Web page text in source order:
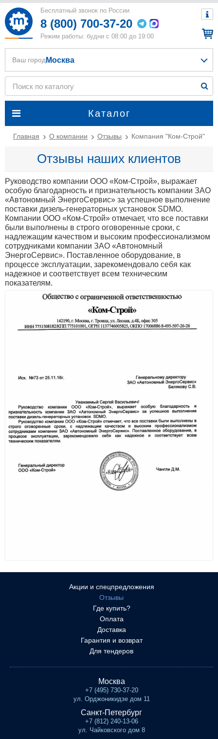
Бесплатный звонок по России
8 (800) 700-37-20
Режим работы: будни с 08:00 до 19:00
Каталог
Ваш город Москва
Главная О компании Отзывы Компания "Ком-Строй"
Отзывы наших клиентов
Руководство компании ООО «Ком-Строй», выражает
особую благодарность и признательность компании ЗАО
«Автономный ЭнергоСервис» за успешное выполнение
поставки дизель-генераторных установок SDMO.
Компании ООО «Ком-Строй» отмечает, что все поставки
были выполнены в строго оговоренные сроки, с
надлежащим качеством и высоким профессионализмом
сотрудниками компании ЗАО «Автономный
ЭнергоСервис». Поставленное оборудование, в
процессе эксплуатации, зарекомендовало себя как
надежное и соответствует всем техническим
показателям.
Акции и спецпредложения
Отзывы
Где купить?
Оплата
Доставка
Гарантия и возврат
Для тендеров
Москва
+7 (495) 730-37-20
ул. Орджоникидзе дом 11
Санкт-Петербург
+7 (812) 240-13-06
ул. Чайковского дом 8